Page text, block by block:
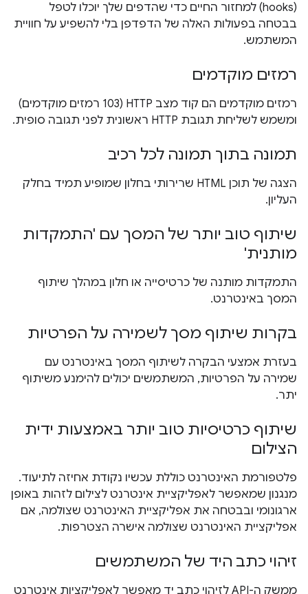
(hooks) למחזור החיים כדי שהדפים שלך יוכלו לטפל
בבטחה בפעולות האלה של הדפדפן בלי להשפיע על חוויית
המשתמש.
רמזים מוקדמים
רמזים מוקדמים הם קוד מצב HTTP (103 רמזים מוקדמים)
ומשמש לשליחת תגובת HTTP ראשונית לפני תגובה סופית.
תמונה בתוך תמונה לכל רכיב
הצגה של תוכן HTML שרירותי בחלון שמופיע תמיד בחלק
העליון.
שיתוף טוב יותר של המסך עם 'התמקדות
מותנית'
התמקדות מותנה של כרטיסייה או חלון במהלך שיתוף
המסך באינטרנט.
בקרות שיתוף מסך לשמירה על הפרטיות
בעזרת אמצעי הבקרה לשיתוף המסך באינטרנט עם
שמירה על הפרטיות, המשתמשים יכולים להימנע משיתוף
יתר.
שיתוף כרטיסיות טוב יותר באמצעות ידית
הצילום
פלטפורמת האינטרנט כוללת עכשיו נקודת אחיזה לתיעוד.
מנגנון שמאפשר לאפליקציית אינטרנט לצילום לזהות באופן
ארגונומי ובבטחה את אפליקציית האינטרנט שצולמה, אם
אפליקציית האינטרנט שצולמה אישרה הצטרפות.
זיהוי כתב היד של המשתמשים
ממשק ה-API לזיהוי כתב יד מאפשר לאפליקציות אינטרנט